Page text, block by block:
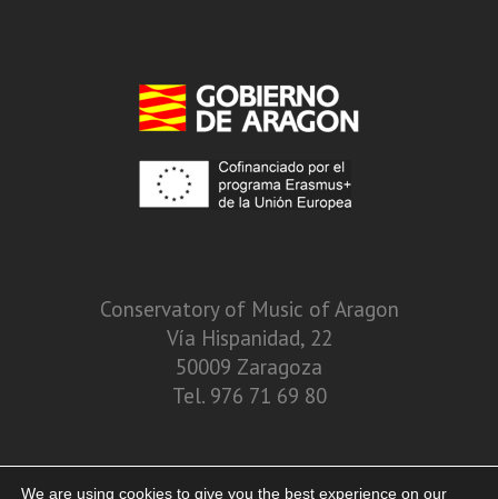
Conservatory of Music of Aragon
Vía Hispanidad, 22
50009 Zaragoza
Tel. 976 71 69 80
We are using cookies to give you the best experience on our